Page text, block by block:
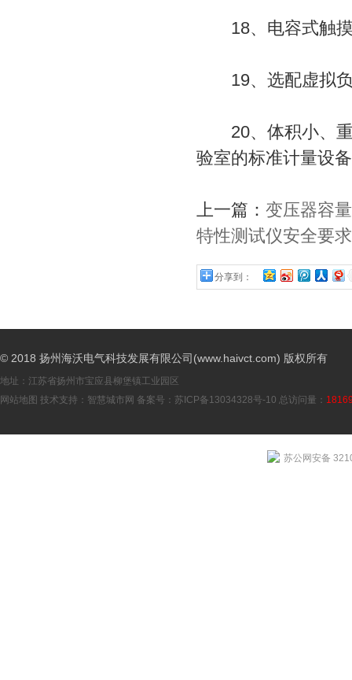
18、电容式触摸
19、选配虚拟负
20、体积小、重
验室的标准计量设
上一篇： 变压器容
特性测试仪安全要求
分享到：
© 2018 扬州海沃电气科技发展有限公司(www.haivct.com) 版权所有
地址：江苏省扬州市宝应县柳堡镇工业园区
网站地图 技术支持： 智慧城市网 备案号： 苏ICP备13034328号-10 总访问量：
苏公网安备